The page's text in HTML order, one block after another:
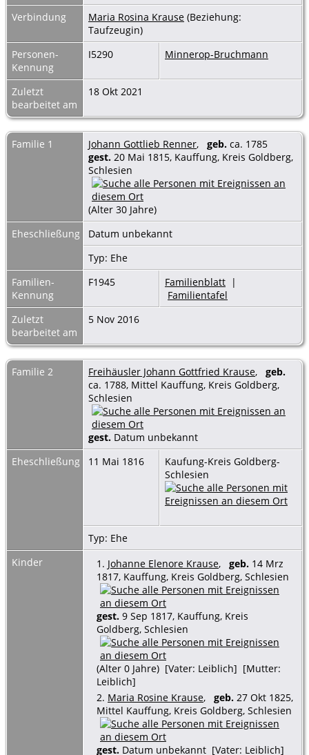
Verbindung
Maria Rosina Krause (Beziehung:
Taufzeugin)
Personen-
Kennung
I5290 Minnerop-Bruchmann
Zuletzt
bearbeitet am
18 Okt 2021
Familie 1 Johann Gottlieb Renner, geb. ca. 1785
gest. 20 Mai 1815, Kauffung, Kreis Goldberg,
Schlesien
(Alter 30 Jahre)
Eheschließung
Datum unbekannt
Typ: Ehe
Familien-
Kennung
F1945 Familienblatt |
Familientafel
Zuletzt
bearbeitet am
5 Nov 2016
Familie 2 Freihäusler Johann Gottfried Krause, geb.
ca. 1788, Mittel Kauffung, Kreis Goldberg,
Schlesien
gest. Datum unbekannt
Eheschließung
11 Mai 1816
Kaufung-Kreis Goldberg-
Schlesien
Typ: Ehe
Kinder
1. Johanne Elenore Krause, geb. 14 Mrz
1817, Kauffung, Kreis Goldberg, Schlesien
gest. 9 Sep 1817, Kauffung, Kreis
Goldberg, Schlesien
(Alter 0 Jahre) [Vater: Leiblich] [Mutter:
Leiblich]
2. Maria Rosine Krause, geb. 27 Okt 1825,
Mittel Kauffung, Kreis Goldberg, Schlesien
gest. Datum unbekannt [Vater: Leiblich]